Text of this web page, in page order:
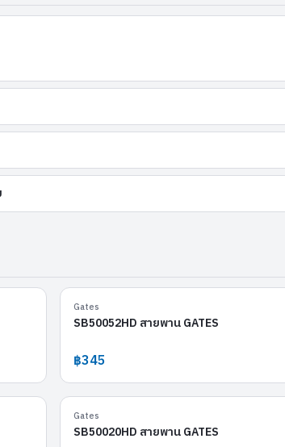
Gates
SB50052HD สายพาน GATES
฿345
Gates
SB50020HD สายพาน GATES